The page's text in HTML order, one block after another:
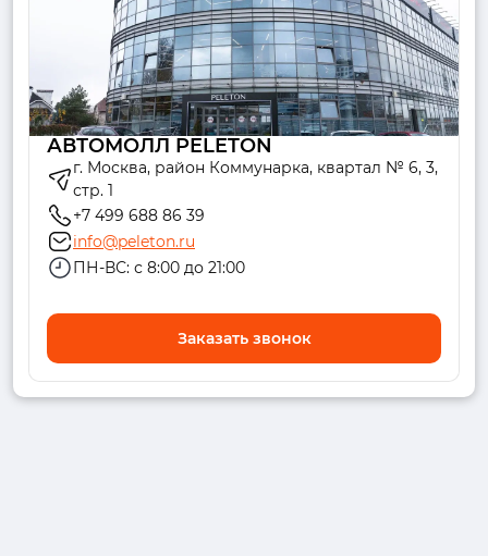
АВТОМОЛЛ PELETON
г. Москва, район Коммунарка, квартал № 6, 3,
стр. 1
+7 499 688 86 39
info@peleton.ru
ПН-ВС: с 8:00 до 21:00
Заказать звонок